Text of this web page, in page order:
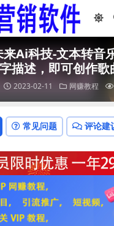
Ai科技-文本转音
描述，即可创作歌
2023-02-11 网赚教程
常见问题 评论建